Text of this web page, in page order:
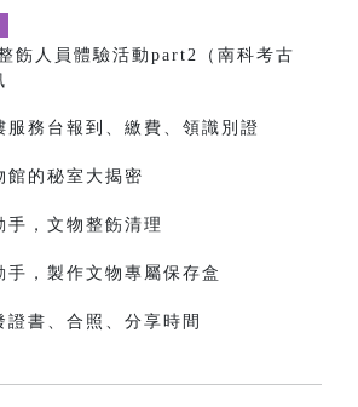
務台報到、繳費、領識別證
的秘室大揭密
，文物整飭清理
，製作文物專屬保存盒
發證書、合照、分享時間